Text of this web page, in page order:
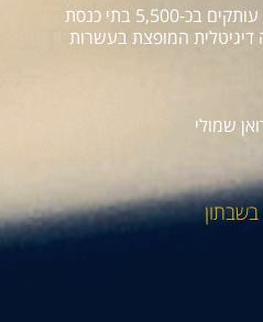
השבועון מופץ בעשרות אלפי עותקים בכ-5,500 בתי כנסת
המופצת בעשרות
שמולי